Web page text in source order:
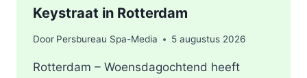
Keystraat in Rotterdam
Door Persbureau Spa-Media 5 augustus 2026
Rotterdam – Woensdagochtend heeft